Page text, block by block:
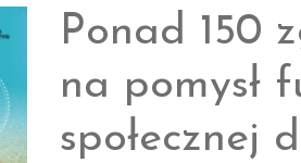
Ponad 150
na pomysł
społecznej